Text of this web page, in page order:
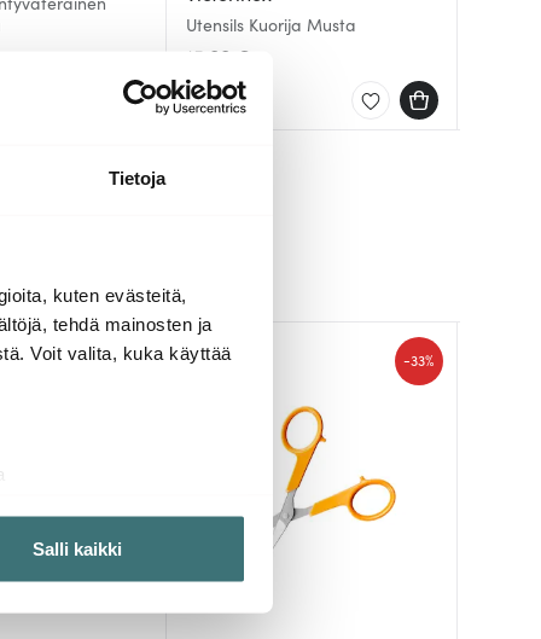
Tietoja
kuten evästeitä,
tehdä mainosten ja
Voit valita, kuka käyttää
Salli kaikki
Utensils Kuorija Musta
15.00 €
Saatavilla
- 40% -33%